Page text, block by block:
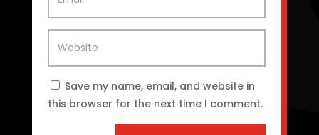
Save my name, email, and website in
this browser for the next time I comment.